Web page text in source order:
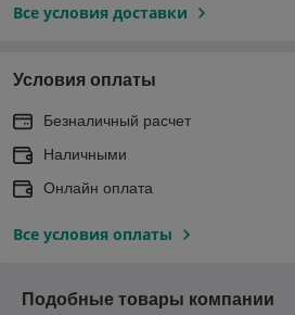
Все условия доставки
Условия оплаты
Безналичный расчет
Наличными
Онлайн оплата
Все условия оплаты
Подобные товары компании